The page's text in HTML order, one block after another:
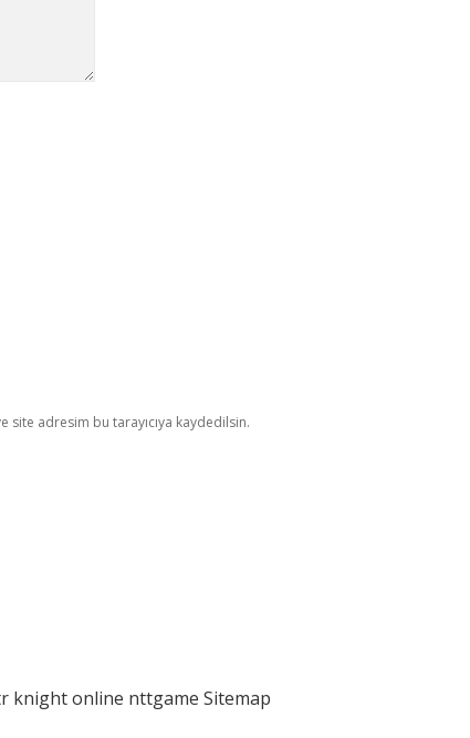
site adresim bu tarayıcıya kaydedilsin.
knight online nttgame Sitemap